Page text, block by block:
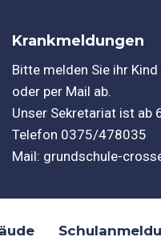
Krankmeldungen
Bitte melden Sie ihr
oder per Mail ab.
Unser Sekretariat ist ab
Telefon 0375/478035
Mail: grundschule-